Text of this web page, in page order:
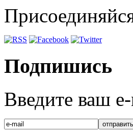
Подпишись
Введите ваш